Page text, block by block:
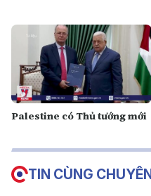
Palestine có Thủ tướng mới
TIN CÙNG